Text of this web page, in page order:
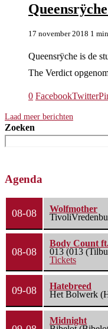
17 november 2018 1
Queensrÿche is de
The Verdict
0 FacebookTwitter
Laad meer berichten
Zoeken
Agenda
08-08
Wolfmother
08-08
Body Count
013 (013
Tickets
09-08
Hatebreed
Het Bolwerk
Midnight